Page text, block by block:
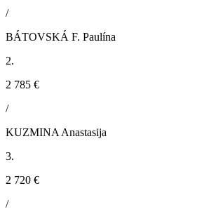
/
BÁTOVSKÁ F. Paulína
2.
2 785 €
/
KUZMINA Anastasija
3.
2 720 €
/